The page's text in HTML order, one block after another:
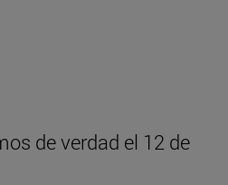
de verdad el 12 de